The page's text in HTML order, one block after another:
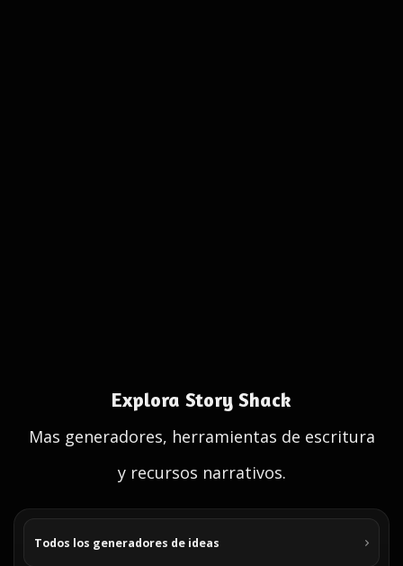
Explora Story Shack
Mas generadores, herramientas de escritura
y recursos narrativos.
Todos los generadores de ideas